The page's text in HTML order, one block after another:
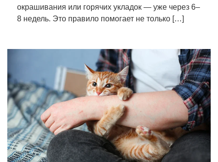
окрашивания или горячих укладок — уже через 6–
8 недель. Это правило помогает не только […]